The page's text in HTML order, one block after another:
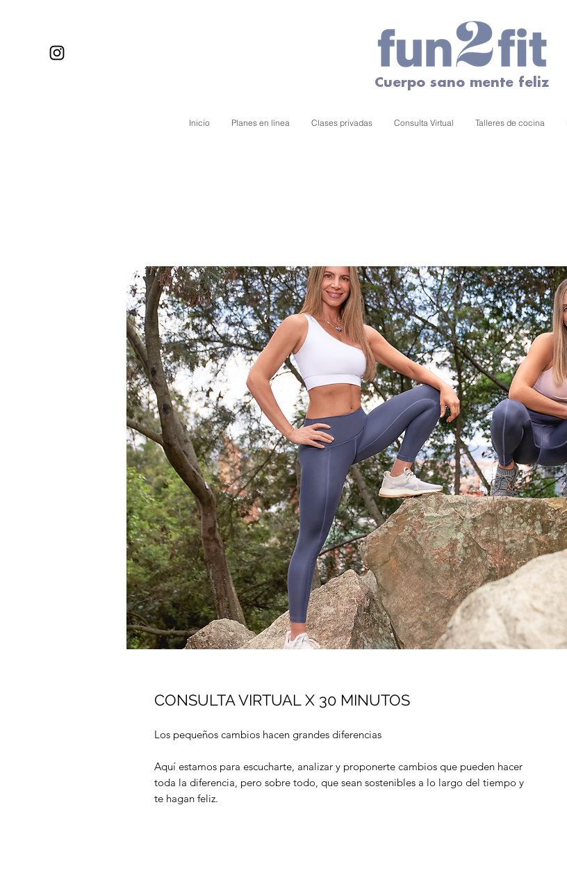
Cuerpo sano mente feliz
Inicio Planes en línea Clases privadas Consulta Virtual Talleres de cocina
CONSULTA VIRTUAL X 30 MINUTOS
Los pequeños cambios hacen grandes diferencias
Aquí estamos para escucharte, analizar y proponerte cambios que pueden hacer
toda la diferencia, pero sobre todo, que sean sostenibles a lo largo del tiempo y
te hagan feliz.